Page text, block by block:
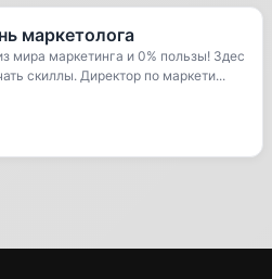
маркетолога
мира маркетинга и 0% пользы! Здес
скиллы. Директор по маркети...